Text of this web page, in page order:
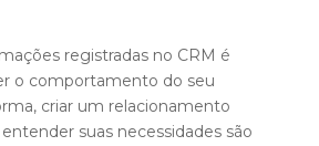
registradas no CRM é
o comportamento do seu
criar um relacionamento
suas necessidades são